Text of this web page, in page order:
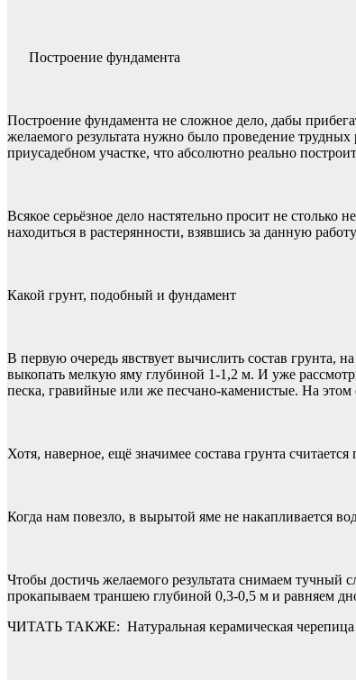
Построение фундамента
Построение фундамента не сложное дело, дабы
желаемого результата нужно было проведение
приусадебном участке, что абсолютно реально
Всякое серьёзное дело настятельно просит не
находиться в растерянности, взявшись за данную
Какой грунт, подобный и фундамент
В первую очередь явствует вычислить состав грунта,
выкопать мелкую яму глубиной 1-1,2 м. И уже
песка, гравийные или же песчано-каменистые. На этом
Хотя, наверное, ещё значимее состава грунта
Когда нам повезло, в вырытой яме не накапливается
Чтобы достичь желаемого результата снимаем
прокапываем траншею глубиной 0,3-0,5 м и равняем
ЧИТАТЬ ТАКЖЕ: Натуральная керамическая